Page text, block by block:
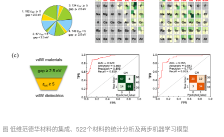
图 低维范德华材料的集成、522个材料的统计分析及两步机器学习模型